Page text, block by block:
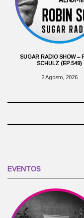
SUGAR RADIO SHOW –
SCHULZ (EP.549)
2 Agosto, 2026
EVENTOS